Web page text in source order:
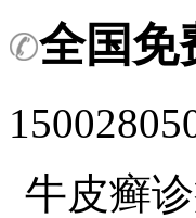
全国免
牛皮癣